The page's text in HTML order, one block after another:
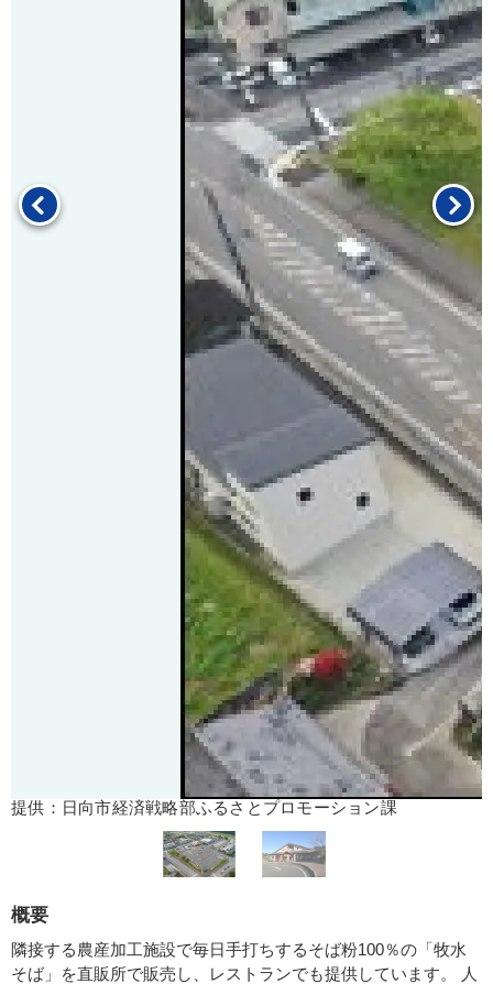
提供：日向市経済戦略部ふるさとプロモーション課
概要
隣接する農産加工施設で毎日手打ちするそば粉100％の「牧水
そば」を直販所で販売し、レストランでも提供しています。 人